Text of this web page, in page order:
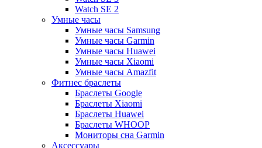
Watch SE 2
Умные часы
Умные часы Samsung
Умные часы Garmin
Умные часы Huawei
Умные часы Xiaomi
Умные часы Amazfit
Фитнес браслеты
Браслеты Google
Браслеты Xiaomi
Браслеты Huawei
Браслеты WHOOP
Мониторы сна Garmin
Аксессуары